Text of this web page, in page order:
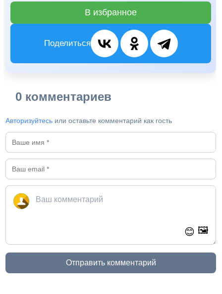
В избранное
Поделиться
0 комментариев
Авторизуйтесь или оставьте комментарий как гость
😊 🖼️
Отправить комментарий